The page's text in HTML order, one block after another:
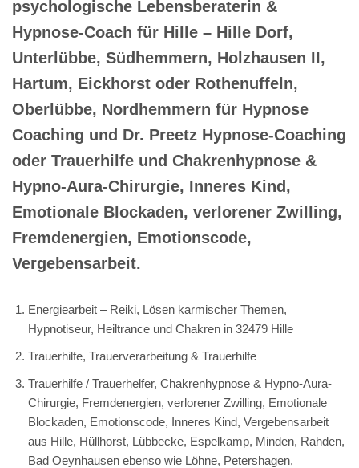
psychologische Lebensberaterin &
Hypnose-Coach für Hille – Hille Dorf,
Unterlübbe, Südhemmern, Holzhausen II,
Hartum, Eickhorst oder Rothenuffeln,
Oberlübbe, Nordhemmern für Hypnose
Coaching und Dr. Preetz Hypnose-Coaching
oder Trauerhilfe und Chakrenhypnose &
Hypno-Aura-Chirurgie, Inneres Kind,
Emotionale Blockaden, verlorener Zwilling,
Fremdenergien, Emotionscode,
Vergebensarbeit.
Energiearbeit – Reiki, Lösen karmischer Themen,
Hypnotiseur, Heiltrance und Chakren in 32479 Hille
Trauerhilfe, Trauerverarbeitung & Trauerhilfe
Trauerhilfe / Trauerhelfer, Chakrenhypnose & Hypno-Aura-
Chirurgie, Fremdenergien, verlorener Zwilling, Emotionale
Blockaden, Emotionscode, Inneres Kind, Vergebensarbeit
aus Hille, Hüllhorst, Lübbecke, Espelkamp, Minden, Rahden,
Bad Oeynhausen ebenso wie Löhne, Petershagen,